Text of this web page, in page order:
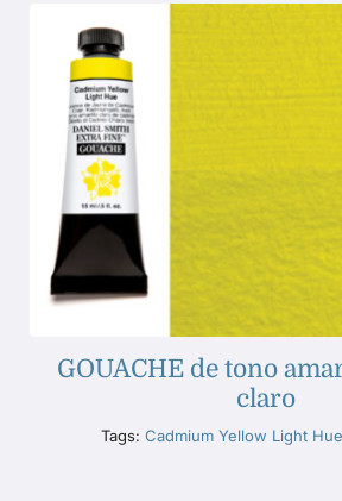
GOUACHE de tono
claro
Tags: Cadmium Yellow Light Hue